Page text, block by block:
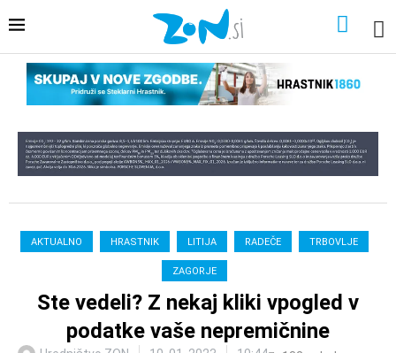
AKTUALNO HRASTNIK LITIJA RADEČE TRBOVLJE
ZAGORJE
Ste vedeli? Z nekaj kliki vpogled v
podatke vaše nepremičnine